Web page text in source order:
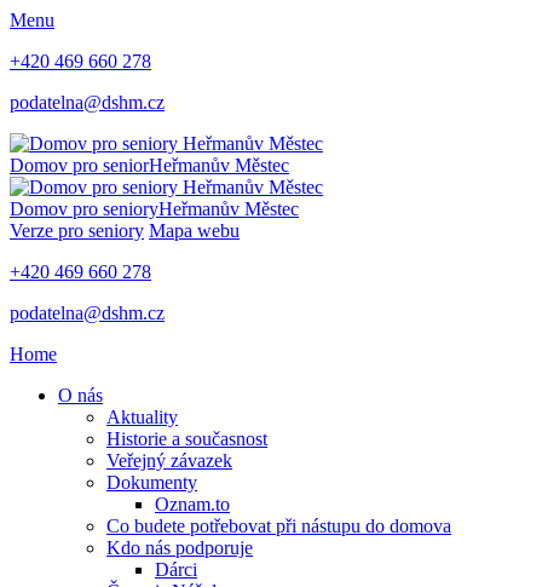
Menu
+420 469 660 278
podatelna@dshm.cz
Domov pro seniorHeřmanův Městec
Domov pro senioryHeřmanův Městec
Verze pro seniory Mapa webu
+420 469 660 278
podatelna@dshm.cz
Home
O nás
Aktuality
Historie a současnost
Veřejný závazek
Dokumenty
Oznam.to
Co budete potřebovat při nástupu do domova
Kdo nás podporuje
Dárci